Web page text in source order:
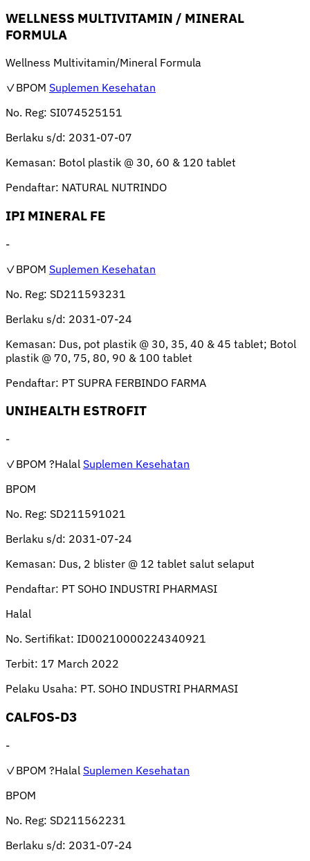
WELLNESS MULTIVITAMIN / MINERAL
FORMULA
Wellness Multivitamin/Mineral Formula
✓BPOM Suplemen Kesehatan
No. Reg: SI074525151
Berlaku s/d: 2031-07-07
Kemasan: Botol plastik @ 30, 60 & 120 tablet
Pendaftar: NATURAL NUTRINDO
IPI MINERAL FE
-
✓BPOM Suplemen Kesehatan
No. Reg: SD211593231
Berlaku s/d: 2031-07-24
Kemasan: Dus, pot plastik @ 30, 35, 40 & 45 tablet; Botol
plastik @ 70, 75, 80, 90 & 100 tablet
Pendaftar: PT SUPRA FERBINDO FARMA
UNIHEALTH ESTROFIT
-
✓BPOM ?Halal Suplemen Kesehatan
BPOM
No. Reg: SD211591021
Berlaku s/d: 2031-07-24
Kemasan: Dus, 2 blister @ 12 tablet salut selaput
Pendaftar: PT SOHO INDUSTRI PHARMASI
Halal
No. Sertifikat: ID00210000224340921
Terbit: 17 March 2022
Pelaku Usaha: PT. SOHO INDUSTRI PHARMASI
CALFOS-D3
-
✓BPOM ?Halal Suplemen Kesehatan
BPOM
No. Reg: SD211562231
Berlaku s/d: 2031-07-24